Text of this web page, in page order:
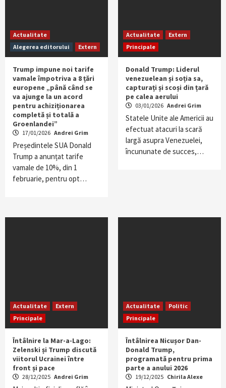
Actualitate
Alegerea editorului
Extern
Trump impune noi tarife
vamale împotriva a 8 țări
europene „până când se
va ajunge la un acord
pentru achiziționarea
completă și totală a
Groenlandei”
17/01/2026 Andrei Grim
Președintele SUA Donald
Trump a anunțat tarife
vamale de 10%, din 1
februarie, pentru opt…
Actualitate
Extern
Principale
Donald Trump: Liderul
venezuelean și soția sa,
capturați și scoși din țară
pe calea aerului
03/01/2026 Andrei Grim
Statele Unite ale Americii au
efectuat atacuri la scară
largă asupra Venezuelei,
încununate de succes,…
Actualitate
Extern
Principale
Întâlnire la Mar-a-Lago:
Zelenski și Trump discută
viitorul Ucrainei între
front și pace
28/12/2025 Andrei Grim
Actualitate
Politic
Principale
Întâlnirea Nicușor Dan-
Donald Trump,
programată pentru prima
parte a anului 2026
19/12/2025 Chirila Alexe